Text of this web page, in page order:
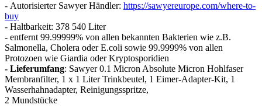
- Autorisierter Sawyer Händler: https://sawyereurope.com/where-to-
buy
- Haltbarkeit: 378 540 Liter
- entfernt 99.99999% von allen bekannten Bakterien wie z.B.
Salmonella, Cholera oder E.coli sowie 99.9999% von allen
Protozoen wie Giardia oder Kryptosporidien
- Lieferumfang: Sawyer 0.1 Micron Absolute Micron Hohlfaser
Membranfilter, 1 x 1 Liter Trinkbeutel, 1 Eimer-Adapter-Kit, 1
Wasserhahnadapter, Reinigungsspritze,
2 Mundstücke